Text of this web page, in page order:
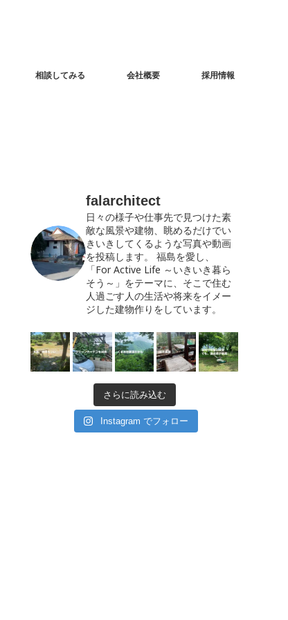
相談してみる 会社概要 採用情報
falarchitect
日々の様子や仕事先で見つけた素
敵な風景や建物、眺めるだけでい
きいきしてくるような写真や動画
を投稿します。
福島を愛し、
「For Active Life ～いきいき暮ら
そう～」をテーマに、そこで住む
人過ごす人の生活や将来をイメー
ジした建物作りをしています。
さらに読み込む
Instagram でフォロー